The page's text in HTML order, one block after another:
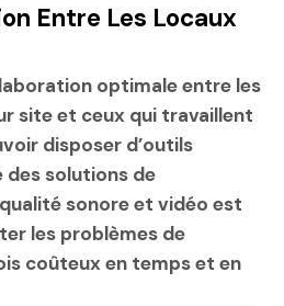
Entre Les Locaux
optimale entre les
site et ceux qui travaillent
disposer d’outils
solutions de
sonore et vidéo est
les problèmes de
coûteux en temps et en